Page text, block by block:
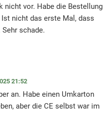
nicht vor. Habe die Bestellung
nicht das erste Mal, dass
schade.
21:52
an. Habe einen Umkarton
aber die CE selbst war im